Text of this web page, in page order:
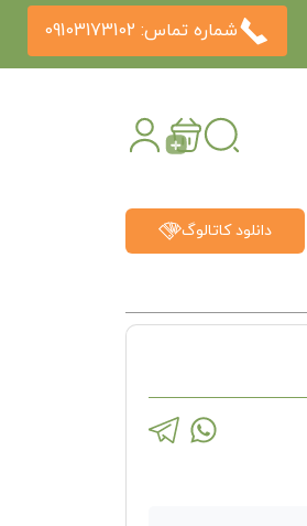
دانلود کاتالوگ
شماره تماس: 09103173102